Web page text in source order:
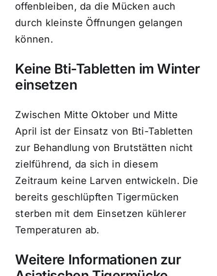
offenbleiben, da die Mücken auch
durch kleinste Öffnungen gelangen
können.
Keine Bti-Tabletten im Winter
einsetzen
Zwischen Mitte Oktober und Mitte
April ist der Einsatz von Bti-Tabletten
zur Behandlung von Brutstätten nicht
zielführend, da sich in diesem
Zeitraum keine Larven entwickeln. Die
bereits geschlüpften Tigermücken
sterben mit dem Einsetzen kühlerer
Temperaturen ab.
Weitere Informationen zur